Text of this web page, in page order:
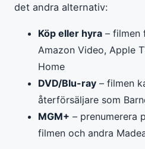
det andra alternativ:
Köp eller hyra – filmen
Amazon Video, Apple
Home
DVD/Blu-ray – filmen
återförsäljare som
MGM+ – prenumerera
filmen och andra